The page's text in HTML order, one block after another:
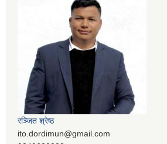
रञ्‍जित श्रेष्ठ
ito.dordimun@gmail.com